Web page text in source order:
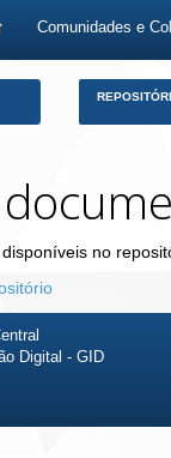
Comunidades e
no
Digital - GID